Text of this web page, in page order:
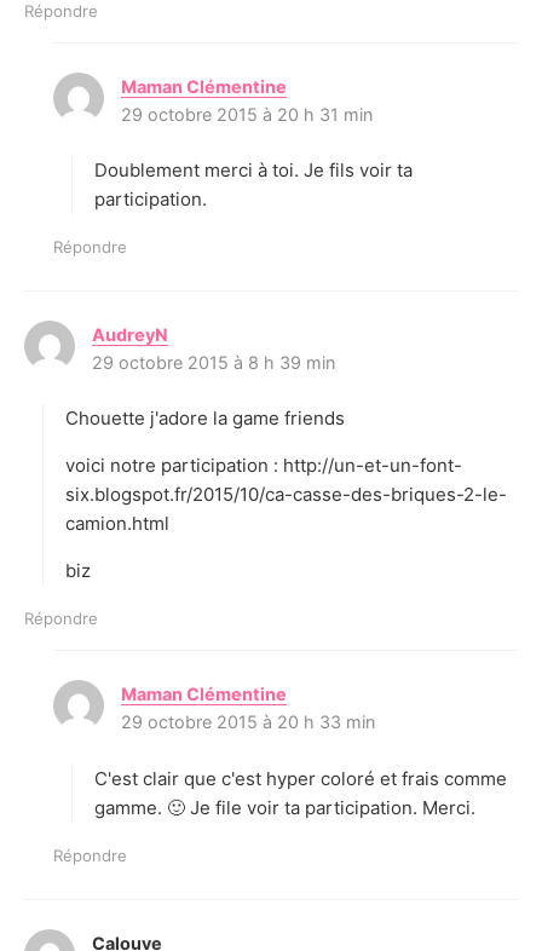
Répondre
Maman Clémentine
i
:
29 octobre 2015 à 20 h 31 min
Doublement merci à toi. Je fils voir ta
participation.
Répondre
AudreyN
i
:
29 octobre 2015 à 8 h 39 min
Chouette j'adore la game friends
voici notre participation : http://un-et-un-font-
six.blogspot.fr/2015/10/ca-casse-des-briques-2-le-
camion.html
biz
Répondre
Maman Clémentine
i
:
29 octobre 2015 à 20 h 33 min
C'est clair que c'est hyper coloré et frais comme
gamme. 🙂 Je file voir ta participation. Merci.
Répondre
Calouve